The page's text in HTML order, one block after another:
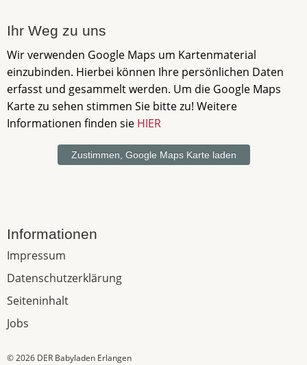
Ihr Weg zu uns
Wir verwenden Google Maps um Kartenmaterial
einzubinden. Hierbei können Ihre persönlichen Daten
erfasst und gesammelt werden. Um die Google Maps
Karte zu sehen stimmen Sie bitte zu! Weitere
Informationen finden sie HIER
Informationen
Impressum
Datenschutzerklärung
Seiteninhalt
Jobs
© 2026 DER Babyladen Erlangen